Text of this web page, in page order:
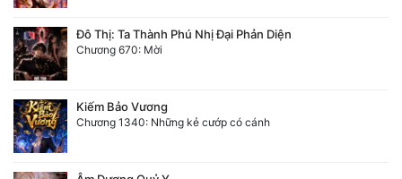
Đô Thị: Ta Thành Phú Nhị Đại Phản Diện
Chương 670: Mời
Kiếm Bảo Vương
Chương 1340: Những kẻ cướp có cánh